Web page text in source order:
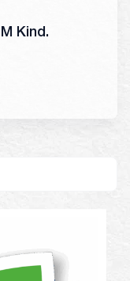
Kind.